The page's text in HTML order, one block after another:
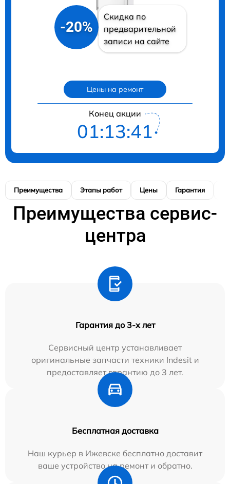
-20%
Скидка по
предварительной
записи на сайте
Цены на ремонт
Конец акции
01:13:40
Преимущества Этапы работ Цены Гарантия
Преимущества сервис-
центра
Гарантия до 3-х лет
Сервисный центр устанавливает
оригинальные запчасти техники Indesit и
предоставляет гарантию до 3 лет.
Бесплатная доставка
Наш курьер в Ижевске бесплатно доставит
ваше устройство на ремонт и обратно.